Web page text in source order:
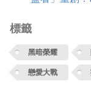
標籤
黑暗榮耀
戀愛大戰